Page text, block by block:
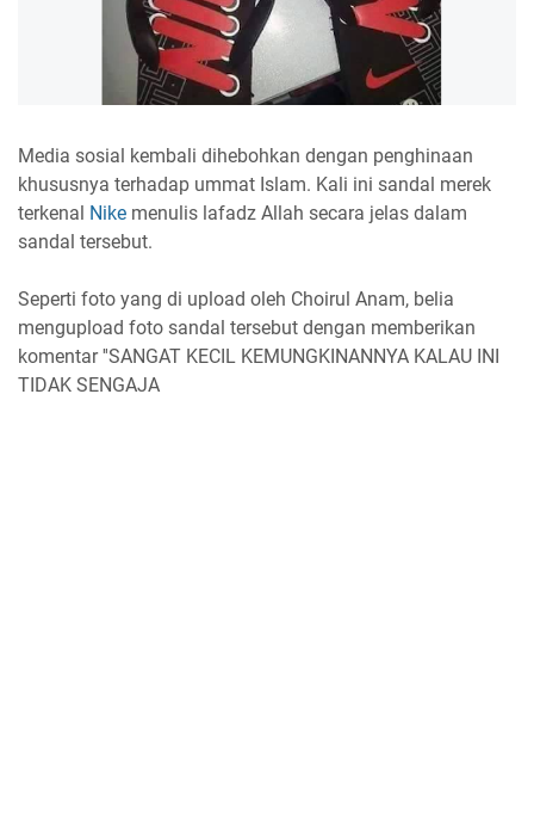
Media sosial kembali dihebohkan dengan penghinaan
khususnya terhadap ummat Islam. Kali ini sandal merek
terkenal Nike menulis lafadz Allah secara jelas dalam
sandal tersebut.
Seperti foto yang di upload oleh Choirul Anam, belia
mengupload foto sandal tersebut dengan memberikan
komentar ''SANGAT KECIL KEMUNGKINANNYA KALAU INI
TIDAK SENGAJA